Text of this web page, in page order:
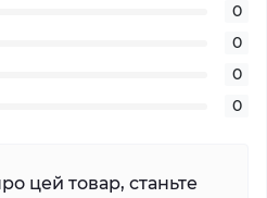
0
0
0
0
цей товар, станьте